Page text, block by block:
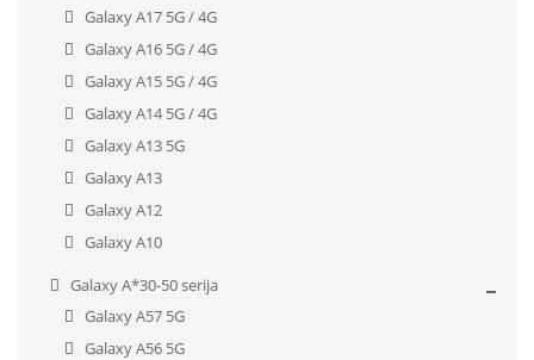
Galaxy A17 5G / 4G
Galaxy A16 5G / 4G
Galaxy A15 5G / 4G
Galaxy A14 5G / 4G
Galaxy A13 5G
Galaxy A13
Galaxy A12
Galaxy A10
Galaxy A*30-50 serija
Galaxy A57 5G
Galaxy A56 5G